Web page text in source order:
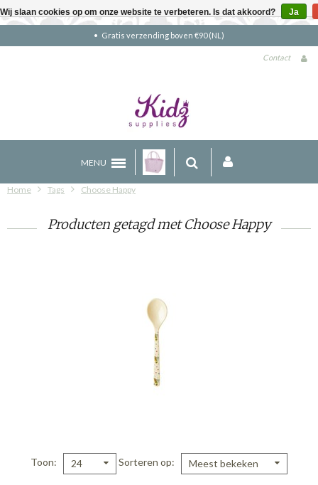
Gratis verzending boven €90 (NL)
Contact
MENU
Home Tags Choose Happy
Producten getagd met Choose Happy
Toon 24 Sorteren op Meest bekeken
Wij slaan cookies op om onze website te verbeteren. Is dat akkoord? Ja